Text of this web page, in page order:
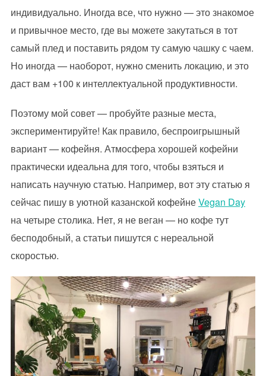
индивидуально. Иногда все, что нужно — это знакомое
и привычное место, где вы можете закутаться в тот
самый плед и поставить рядом ту самую чашку с чаем.
Но иногда — наоборот, нужно сменить локацию, и это
даст вам +100 к интеллектуальной продуктивности.
Поэтому мой совет — пробуйте разные места,
экспериментируйте! Как правило, беспроигрышный
вариант — кофейня. Атмосфера хорошей кофейни
практически идеальна для того, чтобы взяться и
написать научную статью. Например, вот эту статью я
сейчас пишу в уютной казанской кофейнеVegan Day
на четыре столика. Нет, я не веган — но кофе тут
бесподобный, а статьи пишутся с нереальной
скоростью.